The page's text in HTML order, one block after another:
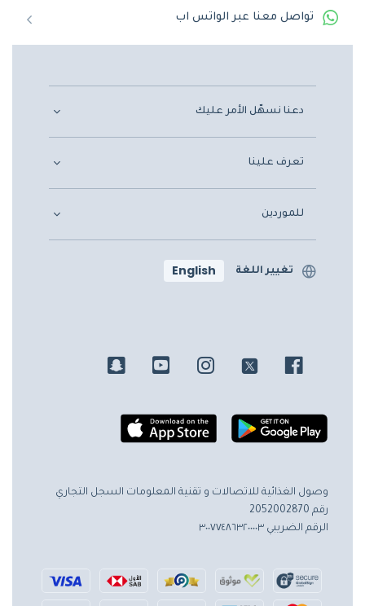
تواصل معنا عبر الواتس اب
دعنا نسهّل الأمر عليك
تعرف علينا
للموردين
تغيير اللغة English
وصول الغذائية للاتصالات و تقنية المعلومات السجل التجاري
رقم 2052002870
الرقم الضريبي ٣٠٠٧٧٤٨٦٣٢٠٠٠٠٣